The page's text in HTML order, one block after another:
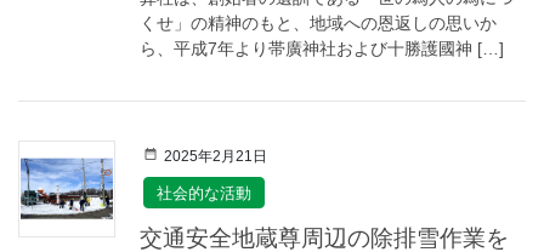
くせ」の精神のもと、地域への恩返しの思いか
ら、平成7年より帯廣神社および十勝護國神 […]
2025年2月21日
社会的な活動
交通安全地蔵尊周辺の除排雪作業を